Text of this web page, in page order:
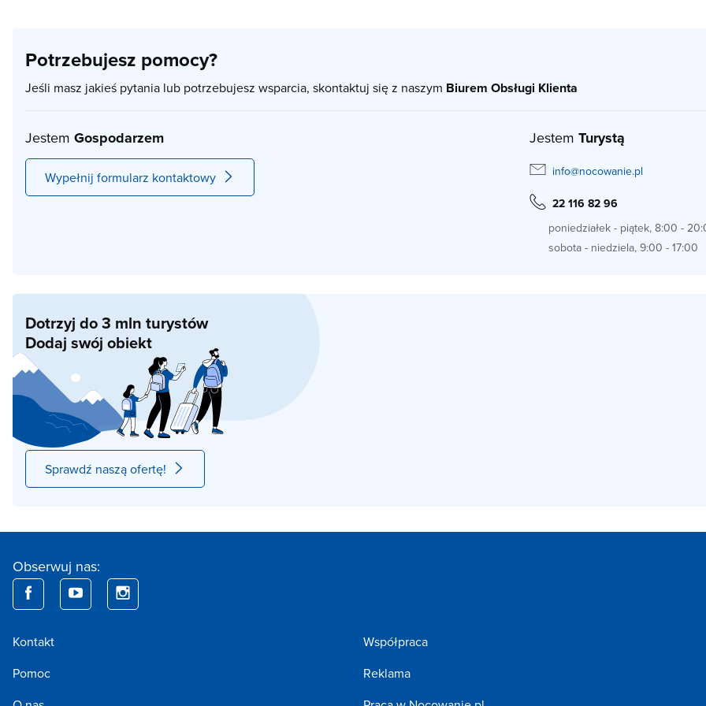
Potrzebujesz pomocy?
Jeśli masz jakieś pytania lub potrzebujesz wsparcia, skontaktuj się z naszym Biurem Obsługi Klienta
Jestem Gospodarzem
Wypełnij formularz kontaktowy
Jestem Turystą
info@nocowanie.pl
22 116 82 96
poniedziałek - piątek, 8:00 -
sobota - niedziela, 9:00 - 17:00
Dotrzyj do 3 mln turystów
Dodaj swój obiekt
Sprawdź naszą ofertę!
Obserwuj nas:
Kontakt
Pomoc
Współpraca
Reklama